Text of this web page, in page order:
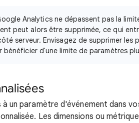
Analytics ne dépassent pas la
peut alors être supprimée, ce qui
serveur. Envisagez de supprimer les
d'une limite de paramètres
un paramètre d'événement dans
Les dimensions ou